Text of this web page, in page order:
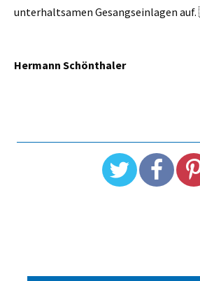
unterhaltsamen Gesangseinlagen
Hermann Schönthaler